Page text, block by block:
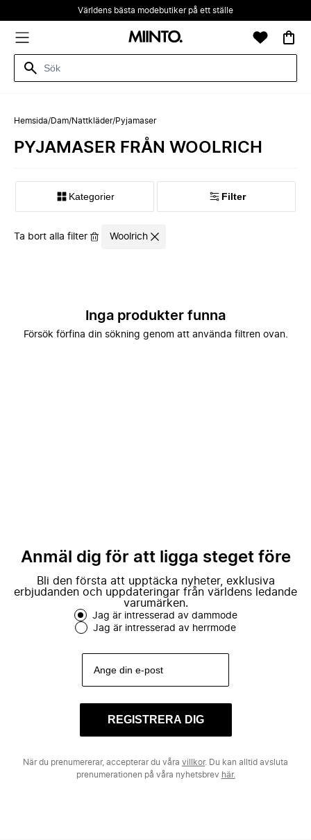
Världens bästa modebutiker på ett ställe
Hemsida/Dam/Nattkläder/Pyjamaser
PYJAMASER FRÅN WOOLRICH
Kategorier Filter
Ta bort alla filter Woolrich
Inga produkter funna
Försök förfina din sökning genom att använda filtren ovan.
Anmäl dig för att ligga steget före
Bli den första att upptäcka nyheter, exklusiva
erbjudanden och uppdateringar från världens ledande
varumärken.
Jag är intresserad av dammode
Jag är intresserad av herrmode
REGISTRERA DIG
När du prenumererar, accepterar du våra villkor. Du kan alltid avsluta
prenumerationen på våra nyhetsbrev här.